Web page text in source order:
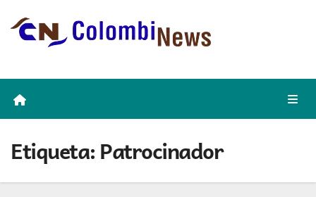
Etiqueta:Patrocinador